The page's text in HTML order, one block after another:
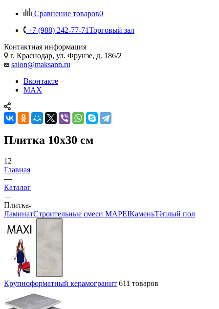
Сравнение товаров0
+7 (988) 242-77-71Торговый зал
Контактная информация
г. Краснодар, ул. Фрунзе, д. 186/2
salon@maksann.ru
Вконтакте
MAX
Плитка 10x30 см
12
Главная
—
Каталог
—
Плитка
ЛаминатСтроительные смеси MAPEIКаменьТёплый пол
Крупноформатный керамогранит 611 товаров